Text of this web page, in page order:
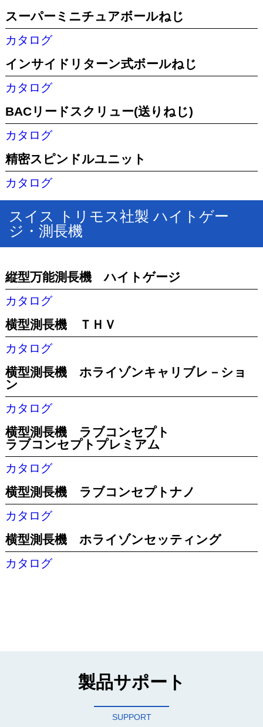
スーパーミニチュアボールねじ
カタログ
インサイドリターン式ボールねじ
カタログ
BACリードスクリュー(送りねじ)
カタログ
精密スピンドルユニット
カタログ
スイス トリモス社製 ハイトゲー
ジ・測長機
縦型万能測長機 ハイトゲージ
カタログ
横型測長機 ＴＨＶ
カタログ
横型測長機 ホライゾンキャリブレ－ショ
ン
カタログ
横型測長機 ラブコンセプト
ラブコンセプトプレミアム
カタログ
横型測長機 ラブコンセプトナノ
カタログ
横型測長機 ホライゾンセッティング
カタログ
製品サポート
SUPPORT